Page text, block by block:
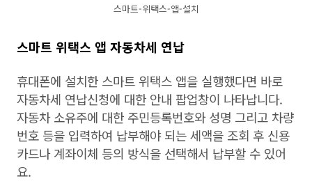
스마트-위택스-앱-설치
스마트 위택스 앱 자동차세 연납
휴대폰에 설치한 스마트 위택스 앱을 실행했다면 바로
자동차세 연납신청에 대한 안내 팝업창이 나타납니다.
자동차 소유주에 대한 주민등록번호와 성명 그리고 차량
번호 등을 입력하여 납부해야 되는 세액을 조회 후 신용
카드나 계좌이체 등의 방식을 선택해서 납부할 수 있어
요.